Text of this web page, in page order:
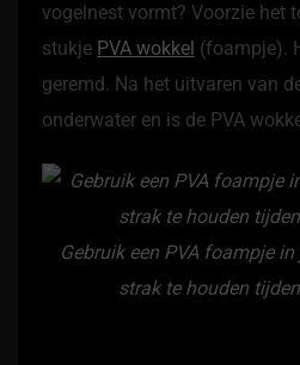
vogelnest vormt? Voorzie het
stukje PVA wokkel (foampje).
geremd. Na het uitvaren van
onderwater en is de PVA
Gebruik een PVA foampje
strak te houden